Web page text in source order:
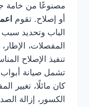
مصنوعًا من خامة
أو إصلاح. تقوم
الباب وتحديد
المفصلات،
تنفيذ الإصلاح
تشمل صيانة أبواب
كان مائلًا، تغيير
الكسور، إزالة